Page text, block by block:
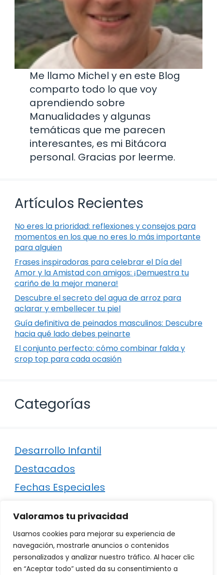
Valoramos tu privacidad
Usamos cookies para mejorar su experiencia de
navegación, mostrarle anuncios o contenidos
personalizados y analizar nuestro tráfico. Al hacer clic
en “Aceptar todo” usted da su consentimiento a
Me llamo Michel y en este Blog
comparto todo lo que voy
aprendiendo sobre
Manualidades y algunas
temáticas que me parecen
interesantes, es mi Bitácora
personal. Gracias por leerme.
Artículos Recientes
No eres la prioridad: reflexiones y consejos para
momentos en los que no eres lo más importante
para alguien
Frases inspiradoras para celebrar el Día del
Amor y la Amistad con amigos: ¡Demuestra tu
cariño de la mejor manera!
Descubre el secreto del agua de arroz para
aclarar y embellecer tu piel
Guía definitiva de peinados masculinos: Descubre
hacia qué lado debes peinarte
El conjunto perfecto: cómo combinar falda y
crop top para cada ocasión
Categorías
Desarrollo Infantil
Destacados
Fechas Especiales
Regalos
Relaciones